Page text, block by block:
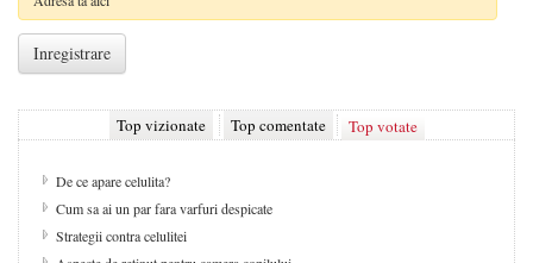
Top vizionate Top comentate Top votate
De ce apare celulita?
Cum sa ai un par fara varfuri despicate
Strategii contra celulitei